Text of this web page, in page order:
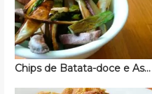
Chips de Batata-doce e Aspargos